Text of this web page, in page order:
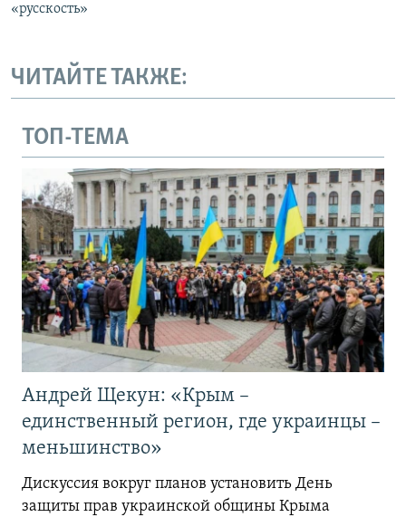
«русскость»
ЧИТАЙТЕ ТАКЖЕ:
ТОП-ТЕМА
Андрей Щекун: «Крым –
единственный регион, где украинцы –
меньшинство»
Дискуссия вокруг планов установить День
защиты прав украинской общины Крыма